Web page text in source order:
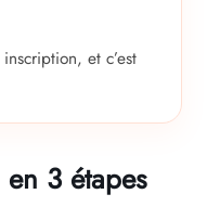
et c’est
3 étapes